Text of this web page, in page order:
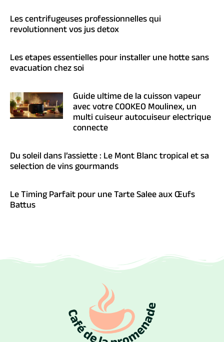
Les centrifugeuses professionnelles qui
revolutionnent vos jus detox
Les etapes essentielles pour installer une hotte sans
evacuation chez soi
Guide ultime de la cuisson vapeur
avec votre COOKEO Moulinex, un
multi cuiseur autocuiseur electrique
connecte
Du soleil dans l’assiette : Le Mont Blanc tropical et sa
selection de vins gourmands
Le Timing Parfait pour une Tarte Salee aux Œufs
Battus